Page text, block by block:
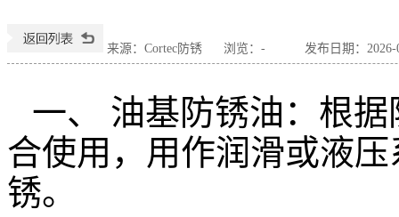
来源：Cortec防锈 浏览： - 发布日期：2026-
一、
油基防锈油：根
合使用，用作润滑或液
锈。